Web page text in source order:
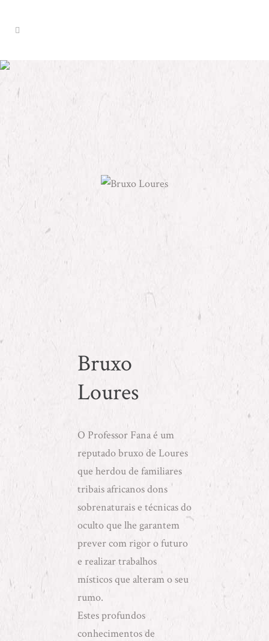
Bruxo
Loures
O Professor Fanaé um
reputado bruxo de Loures
que herdou de familiares
tribais africanos dons
sobrenaturais e técnicas do
oculto que lhe garantem
prever com rigor o futuro
e realizartrabalhos
místicosque alteram o seu
rumo.
Estes profundos
conhecimentos de